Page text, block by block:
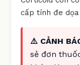
cấp tính đe
⚠️ CẢNH
sẻ đơn